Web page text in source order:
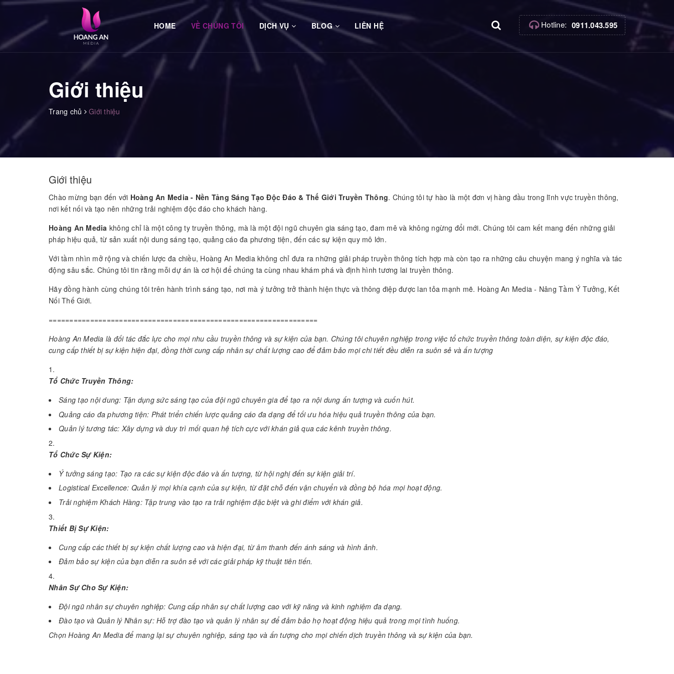
HOME VỀ CHÚNG TÔI DỊCH VỤ BLOG LIÊN HỆ Hotline: 0911.043.595
Giới thiệu
Trang chủ Giới thiệu
Giới thiệu
Chào mừng bạn đến với Hoàng An Media - Nền Tảng Sáng Tạo Độc Đáo & Thế Giới Truyền Thông. Chúng tôi tự hào là một đơn vị hàng đầu trong lĩnh vực truyền thông,
nơi kết nối và tạo nên những trải nghiệm độc đáo cho khách hàng.
Hoàng An Media không chỉ là một công ty truyền thông, mà là một đội ngũ chuyên gia sáng tạo, đam mê và không ngừng đổi mới. Chúng tôi cam kết mang đến những giải
pháp hiệu quả, từ sản xuất nội dung sáng tạo, quảng cáo đa phương tiện, đến các sự kiện quy mô lớn.
Với tầm nhìn mở rộng và chiến lược đa chiều, Hoàng An Media không chỉ đưa ra những giải pháp truyền thông tích hợp mà còn tạo ra những câu chuyện mang ý nghĩa và tác
động sâu sắc. Chúng tôi tin rằng mỗi dự án là cơ hội để chúng ta cùng nhau khám phá và định hình tương lai truyền thông.
Hãy đồng hành cùng chúng tôi trên hành trình sáng tạo, nơi mà ý tưởng trở thành hiện thực và thông điệp được lan tỏa mạnh mẽ. Hoàng An Media - Nâng Tầm Ý Tưởng, Kết
Nối Thế Giới.
=================================================================
Hoàng An Media là đối tác đắc lực cho mọi nhu cầu truyền thông và sự kiện của bạn. Chúng tôi chuyên nghiệp trong việc tổ chức truyền thông toàn diện, sự kiện độc đáo,
cung cấp thiết bị sự kiện hiện đại, đồng thời cung cấp nhân sự chất lượng cao để đảm bảo mọi chi tiết đều diễn ra suôn sẻ và ấn tượng
Tổ Chức Truyền Thông:
Sáng tạo nội dung: Tận dụng sức sáng tạo của đội ngũ chuyên gia để tạo ra nội dung ấn tượng và cuốn hút.
Quảng cáo đa phương tiện: Phát triển chiến lược quảng cáo đa dạng để tối ưu hóa hiệu quả truyền thông của bạn.
Quản lý tương tác: Xây dựng và duy trì mối quan hệ tích cực với khán giả qua các kênh truyền thông.
Tổ Chức Sự Kiện:
Ý tưởng sáng tạo: Tạo ra các sự kiện độc đáo và ấn tượng, từ hội nghị đến sự kiện giải trí.
Logistical Excellence: Quản lý mọi khía cạnh của sự kiện, từ đặt chỗ đến vận chuyển và đồng bộ hóa mọi hoạt động.
Trải nghiệm Khách Hàng: Tập trung vào tạo ra trải nghiệm đặc biệt và ghi điểm với khán giả.
Thiết Bị Sự Kiện:
Cung cấp các thiết bị sự kiện chất lượng cao và hiện đại, từ âm thanh đến ánh sáng và hình ảnh.
Đảm bảo sự kiện của bạn diễn ra suôn sẻ với các giải pháp kỹ thuật tiên tiến.
Nhân Sự Cho Sự Kiện:
Đội ngũ nhân sự chuyên nghiệp: Cung cấp nhân sự chất lượng cao với kỹ năng và kinh nghiệm đa dạng.
Đào tạo và Quản lý Nhân sự: Hỗ trợ đào tạo và quản lý nhân sự để đảm bảo họ hoạt động hiệu quả trong mọi tình huống.
Chọn Hoàng An Media để mang lại sự chuyên nghiệp, sáng tạo và ấn tượng cho mọi chiến dịch truyền thông và sự kiện của bạn.